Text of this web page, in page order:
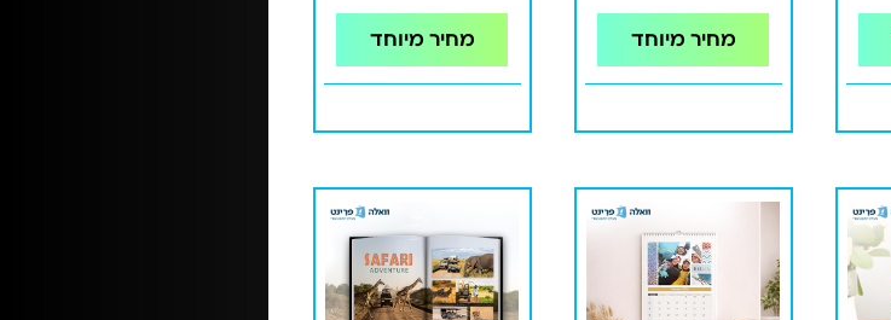
מחיר מיוחד מחיר מיוחד